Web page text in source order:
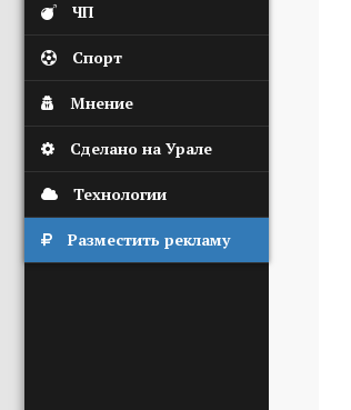
ЧП
Спорт
Мнение
Сделано на Урале
Технологии
Разместить рекламу